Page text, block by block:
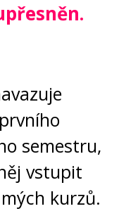
semestru,
vstupit
kurzů.